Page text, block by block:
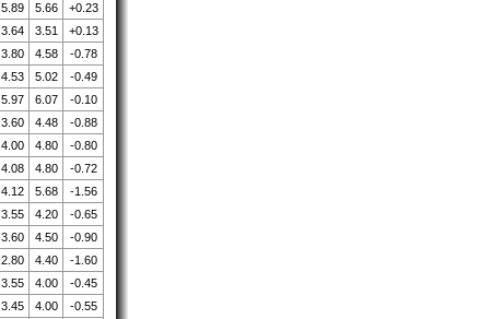
5.89 5.66
+0.23
3.64 3.51
+0.13
3.80 4.58
-0.78
4.53 5.02
-0.49
5.97 6.07
-0.10
3.60 4.48
-0.88
4.00 4.80
-0.80
4.08 4.80
-0.72
4.12 5.68
-1.56
3.55 4.20
-0.65
3.60 4.50
-0.90
2.80 4.40
-1.60
3.55 4.00
-0.45
3.45 4.00 -0.55